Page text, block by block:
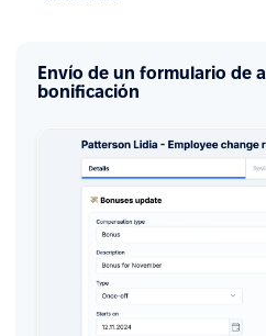
Envío de un formulario de
bonificación